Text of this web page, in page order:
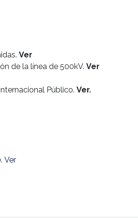
Ver
de la línea de 500kV. Ver
Público. Ver.
Ver